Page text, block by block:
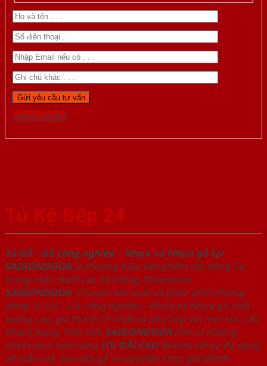
Gọi 0976.169.864
Tủ Kệ Bếp 24
Tủ Gỗ – Gỗ công nghiêp – Nhựa và Nhựa gỗ tại
SAIGONDOORlà thương hiệu sản phẩm các dòng Tủ
trong một chuỗi các hệ thống Showroom
SAIGONDOOR. Chuyên sản xuất và phân phối những
dòng Tủ Gỗ – Gỗ công nghiêp – Nhựa và Nhựa gỗ chất
lượng cao, giá thành rẻ nhất và phù hợp với mọi nhu cầu
khách hàng. Trên hết, SAIGONDOORcòn có những
chính sách bán hàng ƯU ĐÃI CAOđi kèm với sự đa dạng
về mẫu mã, loại cửa gỗ và cả phân khúc giá thành.